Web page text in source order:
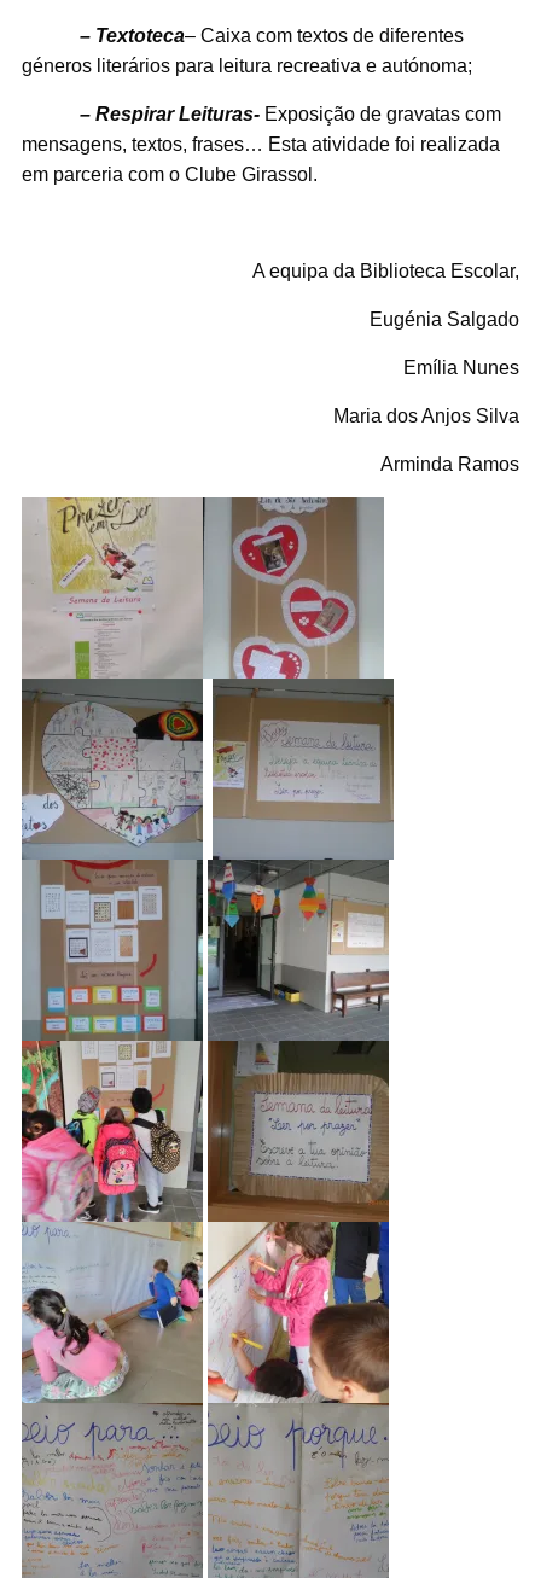
– Textoteca– Caixa com textos de diferentes
géneros literários para leitura recreativa e autónoma;
– Respirar Leituras- Exposição de gravatas com
mensagens, textos, frases… Esta atividade foi realizada
em parceria com o Clube Girassol.
A equipa da Biblioteca Escolar,
Eugénia Salgado
Emília Nunes
Maria dos Anjos Silva
Arminda Ramos